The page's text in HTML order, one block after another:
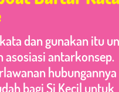
dan gunakan itu
asosiasi antarkonsep.
hubungannya
bagi Si Kecil untuk